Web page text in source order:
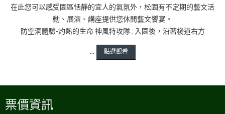
在此您可以感受園區恬靜的宜人的氣氛外，松園有不定期的藝文活
動、展演、講座提供您休閒藝文饗宴。
防空洞體驗-灼熱的生命 神風特攻隊 : 入園後，沿著棧道右方
... 點選觀看
票價資訊